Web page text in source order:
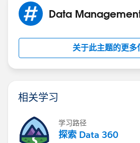
Data
关于此主题的更多
相关学习
学习路径
探索 Data 360